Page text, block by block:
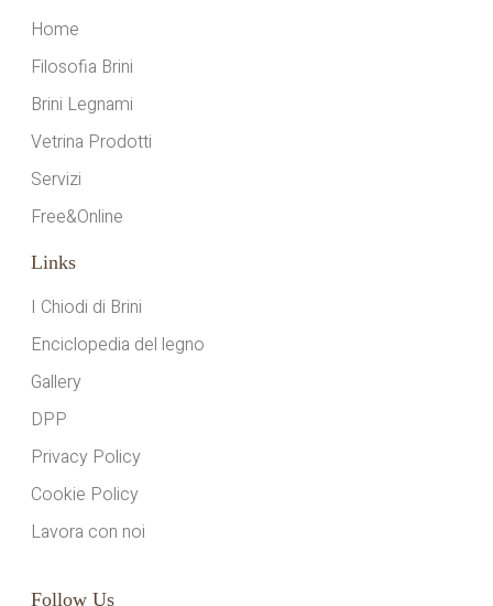
Home
Filosofia Brini
Brini Legnami
Vetrina Prodotti
Servizi
Free&Online
Links
I Chiodi di Brini
Enciclopedia del legno
Gallery
DPP
Privacy Policy
Cookie Policy
Lavora con noi
Follow Us